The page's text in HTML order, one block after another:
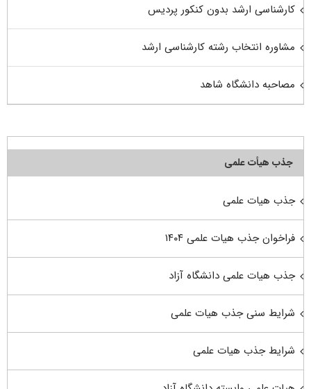
کارشناسی ارشد بدون کنکور پردیس
مشاوره انتخاب رشته کارشناسی ارشد
مصاحبه دانشگاه شاهد
جذب هیأت علمی
جذب هیات علمی
فراخوان جذب هیات علمی ۱۴۰۴
جذب هیات علمی دانشگاه آزاد
شرایط سنی جذب هیات علمی
شرایط جذب هیات علمی